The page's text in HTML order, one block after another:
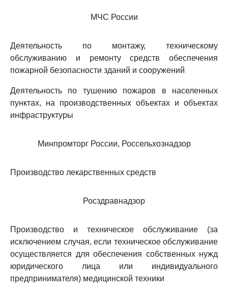
МЧС России
Деятельность по монтажу, техническому
обслуживанию и ремонту средств обеспечения
пожарной безопасности зданий и сооружений
Деятельность по тушению пожаров в населенных
пунктах, на производственных объектах и объектах
инфраструктуры
Минпромторг России, Россельхознадзор
Производство лекарственных средств
Росздравнадзор
Производство и техническое обслуживание (за
исключением случая, если техническое обслуживание
осуществляется для обеспечения собственных нужд
юридического лица или индивидуального
предпринимателя) медицинской техники